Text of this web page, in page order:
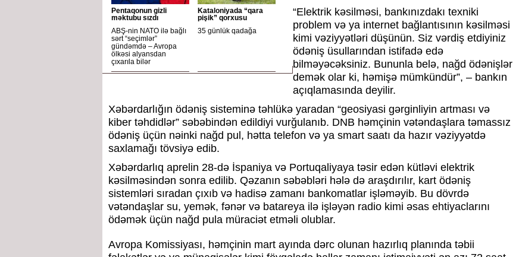
Pentaqonun gizli
məktubu sızdı
ABŞ-nin NATO ilə bağlı
sərt “seçimlər”
gündəmdə – Avropa
ölkəsi alyansdan
çıxarıla bilər
Kataloniyada “qara
pişik” qorxusu
35 günlük qadağa
“Elektrik kəsilməsi, bankınızdakı texniki
problem və ya internet bağlantısının kəsilməsi
kimi vəziyyətləri düşünün. Siz vərdiş etdiyiniz
ödəniş üsullarından istifadə edə
bilməyəcəksiniz. Bununla belə, nağd ödənişlər
demək olar ki, həmişə mümkündür”, – bankın
açıqlamasında deyilir.
Xəbərdarlığın ödəniş sisteminə təhlükə yaradan “geosiyasi gərginliyin artması və
kiber təhdidlər” səbəbindən edildiyi vurğulanıb. DNB həmçinin vətəndaşlara təmassız
ödəniş üçün nəinki nağd pul, hətta telefon və ya smart saatı da hazır vəziyyətdə
saxlamağı tövsiyə edib.
Xəbərdarlıq aprelin 28-də İspaniya və Portuqaliyaya təsir edən kütləvi elektrik
kəsilməsindən sonra edilib. Qəzanın səbəbləri hələ də araşdırılır, kart ödəniş
sistemləri sıradan çıxıb və hadisə zamanı bankomatlar işləməyib. Bu dövrdə
vətəndaşlar su, yemək, fənər və batareya ilə işləyən radio kimi əsas ehtiyaclarını
ödəmək üçün nağd pula müraciət etməli olublar.
Avropa Komissiyası, həmçinin mart ayında dərc olunan hazırlıq planında təbii